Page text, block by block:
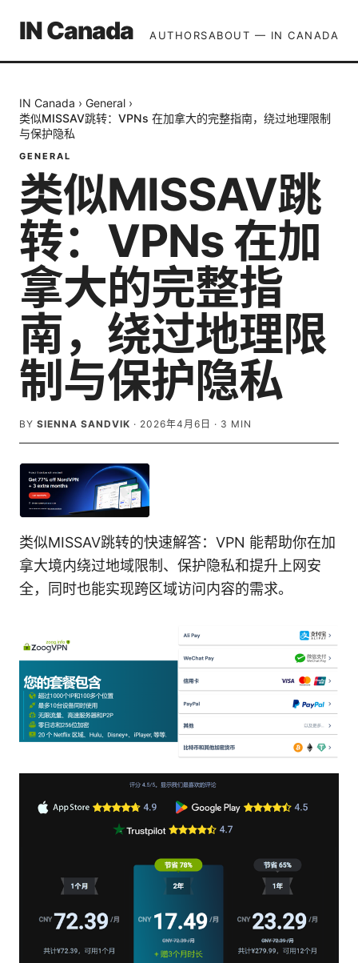
IN Canada AUTHORSABOUT — IN CANADA
IN Canada › General ›
类似MISSAV跳转：VPNs 在加拿大的完整指南，绕过地理限制
与保护隐私
GENERAL
类似MISSAV跳
转：VPNs 在加
拿大的完整指
南，绕过地理限
制与保护隐私
BY SIENNA SANDVIK · 2026年4月6日 · 3 MIN
类似MISSAV跳转的快速解答：VPN 能帮助你在加
拿大境内绕过地域限制、保护隐私和提升上网安
全，同时也能实现跨区域访问内容的需求。